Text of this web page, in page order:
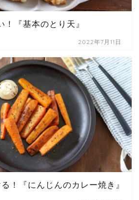
！『基本のとり天』
2022年7月11日
！『にんじんのカレー焼き』